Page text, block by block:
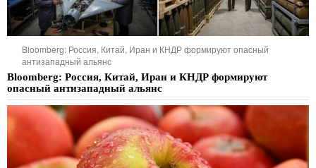
Bloomberg: Россия, Китай, Иран и КНДР формируют опасный
антизападный альянс
Bloomberg: Россия, Китай, Иран и КНДР формируют
опасный антизападный альянс